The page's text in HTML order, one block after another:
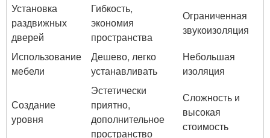
Установка
раздвижных
дверей
Гибкость,
экономия
пространства
Ограниченная
звукоизоляция
Использование
мебели
Дешево, легко
устанавливать
Небольшая
изоляция
Создание
уровня
Эстетически
приятно,
дополнительное
пространство
Сложность и
высокая
стоимость